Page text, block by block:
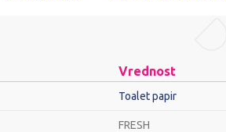
Vrednost
Toalet papir
FRESH